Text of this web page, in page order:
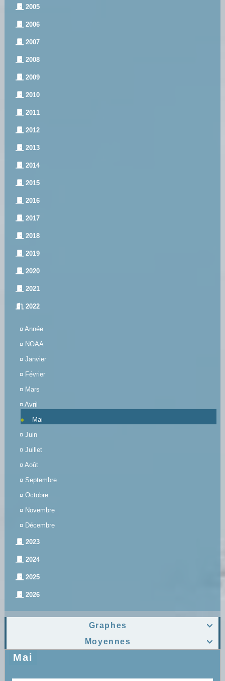
2005
2006
2007
2008
2009
2010
2011
2012
2013
2014
2015
2016
2017
2018
2019
2020
2021
2022
¤ Année
¤ NOAA
¤ Janvier
¤ Février
¤ Mars
¤ Avril
Mai
¤ Juin
¤ Juillet
¤ Août
¤ Septembre
¤ Octobre
¤ Novembre
¤ Décembre
2023
2024
2025
2026

Graphes

Moyennes
Mai